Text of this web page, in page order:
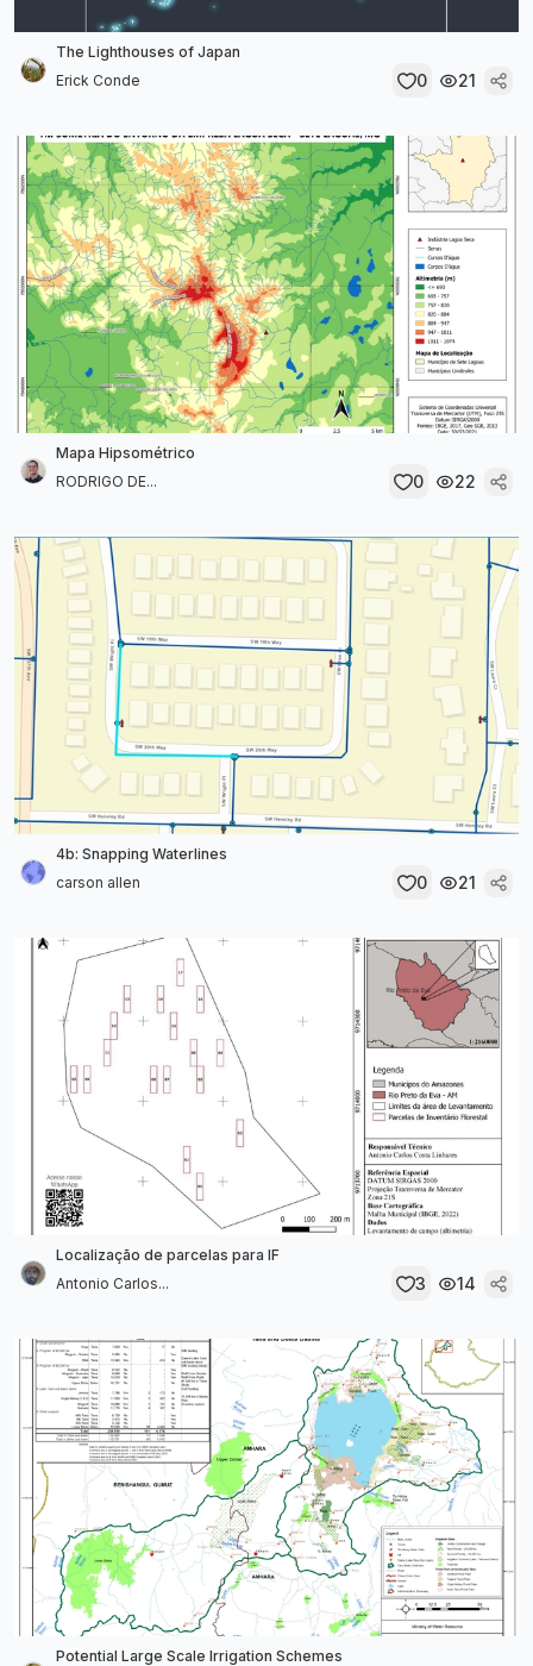
The Lighthouses of Japan
Erick Conde
0 21
Mapa Hipsométrico
RODRIGO DE...
0 22
4b: Snapping Waterlines
carson allen
0 21
Localização de parcelas para IF
Antonio Carlos...
3 14
Potential Large Scale Irrigation Schemes